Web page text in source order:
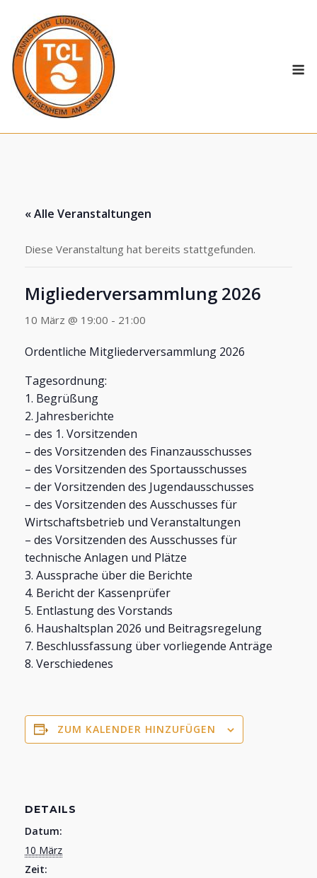
content
« Alle Veranstaltungen
Diese Veranstaltung hat bereits stattgefunden.
Migliederversammlung 2026
10 März @ 19:00 - 21:00
Ordentliche Mitgliederversammlung 2026
Tagesordnung:
1. Begrüßung
2. Jahresberichte
– des 1. Vorsitzenden
– des Vorsitzenden des Finanzausschusses
– des Vorsitzenden des Sportausschusses
– der Vorsitzenden des Jugendausschusses
– des Vorsitzenden des Ausschusses für
Wirtschaftsbetrieb und Veranstaltungen
– des Vorsitzenden des Ausschusses für
technische Anlagen und Plätze
3. Aussprache über die Berichte
4. Bericht der Kassenprüfer
5. Entlastung des Vorstands
6. Haushaltsplan 2026 und Beitragsregelung
7. Beschlussfassung über vorliegende Anträge
8. Verschiedenes
ZUM KALENDER HINZUFÜGEN
DETAILS
Datum:
10 März
Zeit: